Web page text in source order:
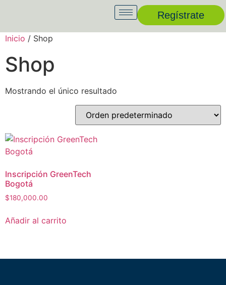
Regístrate
Inicio / Shop
Shop
Mostrando el único resultado
Inscripción GreenTech
Bogotá
$180,000.00
Añadir al carrito